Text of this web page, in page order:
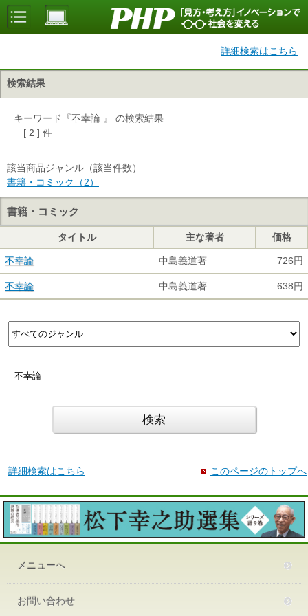
詳細検索はこちら
検索結果
キーワード『不幸論 』 の検索結果
[ 2 ] 件
該当商品ジャンル（該当件数）
書籍・コミック（2）
書籍・コミック
タイトル 主な著者 価格
不幸論 中島義道著 726円
不幸論 中島義道著 638円
詳細検索はこちら このページのトップへ
メニューへ
お問い合わせ